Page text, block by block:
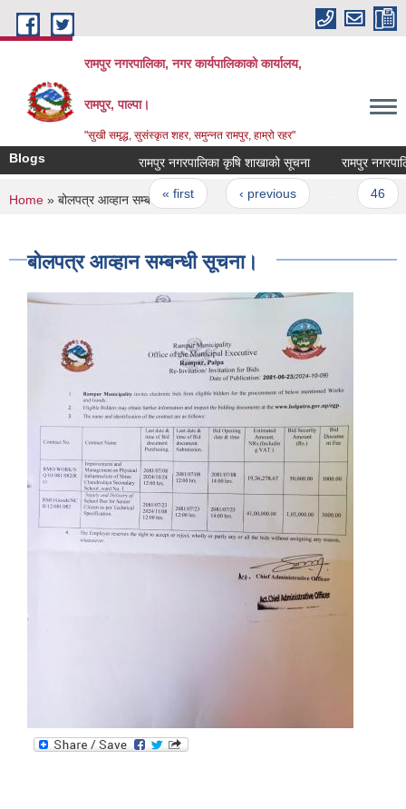
Skip to main content
रामपुर नगरपालिका, नगर कार्यपालिकाको कार्यालय,
रामपुर, पाल्पा।
"सुखी समृद्ध, सुसंस्कृत शहर, समुन्नत रामपुर, हाम्रो रहर"
Blogs रामपुर नगरपालिका कृषि शाखाको सूचना रामपुर
Pages
« first ‹ previous
You are here
Home » बोलपत्र आव्हान सम्बन्धी सूचना।
बोलपत्र आव्हान सम्बन्धी सूचना।